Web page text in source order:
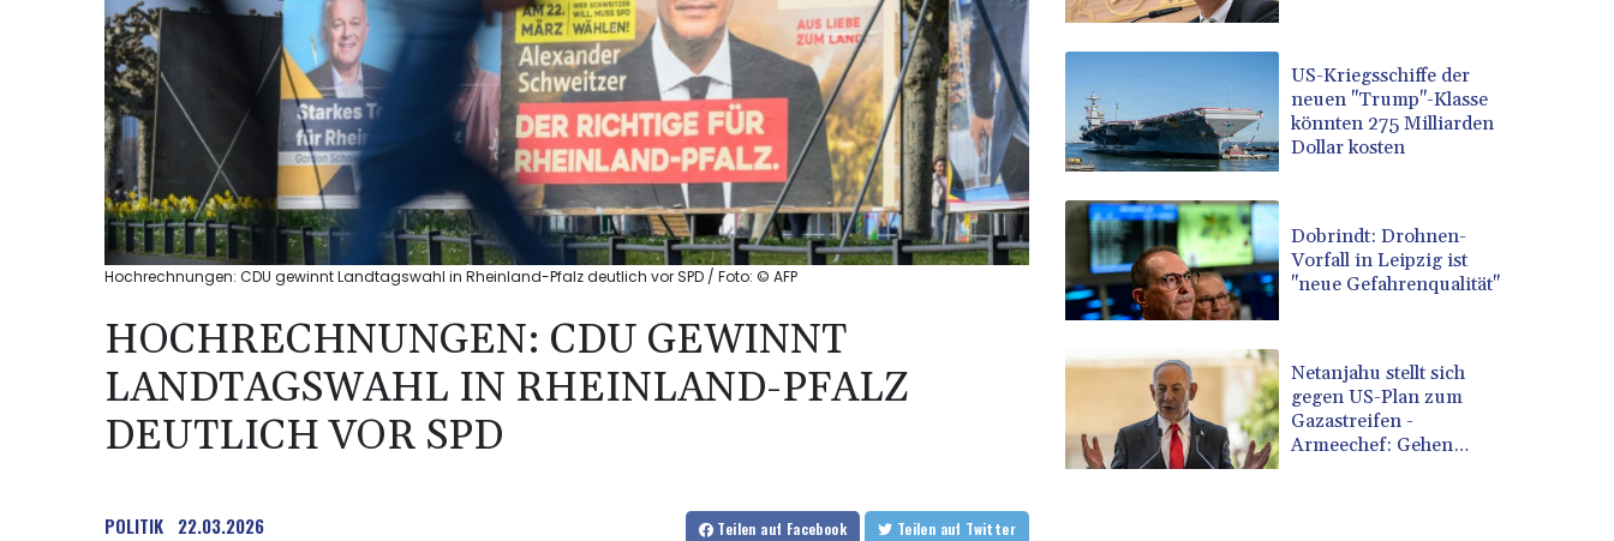
Hochrechnungen: CDU gewinnt Landtagswahl in Rheinland-Pfalz deutlich vor SPD / Foto: © AFP
HOCHRECHNUNGEN: CDU GEWINNT
LANDTAGSWAHL IN RHEINLAND-PFALZ
DEUTLICH VOR SPD
POLITIK 22.03.2026 Teilen auf Facebook Teilen auf Twitter
US-Kriegsschiffe der
neuen "Trump"-Klasse
könnten 275 Milliarden
Dollar kosten
Dobrindt: Drohnen-
Vorfall in Leipzig ist
"neue Gefahrenqualität"
Netanjahu stellt sich
gegen US-Plan zum
Gazastreifen -
Armeechef: Gehen